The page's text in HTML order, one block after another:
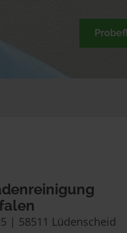
| 58511 Lüdenscheid